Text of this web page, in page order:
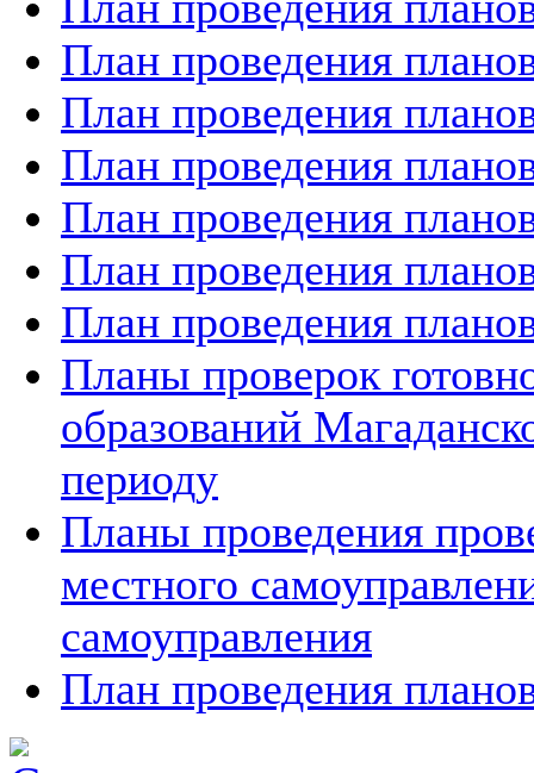
План проведения
План проведения
План проведения
План проведения
План проведения
План проведения
Планы проверок
образований
периоду
Планы проведения
местного
самоуправления
План проведения